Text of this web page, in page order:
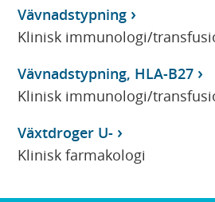
Vävnadstypning
Klinisk immunologi/
Vävnadstypning, HLA-B27
Klinisk immunologi/
Växtdroger U-
Klinisk farmakologi